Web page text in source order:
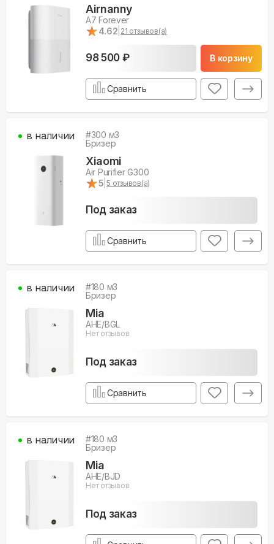
Airnanny
A7 Forever
★
★4.62 21 отзывов(а)
98 500 ₽ В корзину
Сравнить
#300 м3
Бризер
Xiaomi
Air Purifier G300
★
★5 |5 отзывов(а)
Под заказ
в наличии
Сравнить
#180 м3
Бризер
Mia
AHE/BGL
Нет отзывов
Под заказ
в наличии
Сравнить
#180 м3
Бризер
Mia
AHE/BJD
Нет отзывов
Под заказ
в наличии